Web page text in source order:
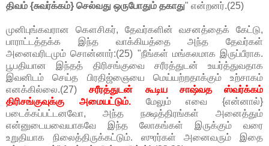
திவம் {சுவர்க்கம்} செல்வது ஒருபோதும் தகாது" என்றனர்.(25)
முனிபுங்கவரான கௌசிகர், தேவர்களின் வசனத்தைக் கேட்டு,
பாராட்டத்தக்க இந்த வாக்கியத்தை அந்த தேவர்கள்
அனைவரிடமும் சொன்னார்:(25) "நீங்கள் மங்கலமாக இருப்பீராக.
பூபதியான இந்தத் திரிசங்குவை சரீரத்துடன் உயர்த்துவதாக
இவனிடம் செய்த பிரதிஜ்ஞையை மெய்யற்றதாக்கும் உற்சாகம்
எனக்கில்லை.(27)சரீரத்துடன் கூடிய சாஷ்வத ஸ்வர்க்கம்
திரிசங்குவுக்கு அமையட்டும். மேலும் எவை {என்னால்}
படைக்கப்பட்டனவோ, அந்த நக்ஷத்திரங்கள் அனைத்தும்
என்னுடையவையாகவே இந்த லோகங்கள் இருக்கும் வரை
உறுதியாக நிலைத்திருக்கட்டும். ஸுரர்கள் அனைவரும் இதை